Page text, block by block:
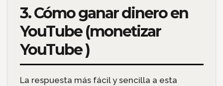
3. Cómo ganar dinero en
YouTube (monetizar
YouTube )
La respuesta más fácil y sencilla a esta